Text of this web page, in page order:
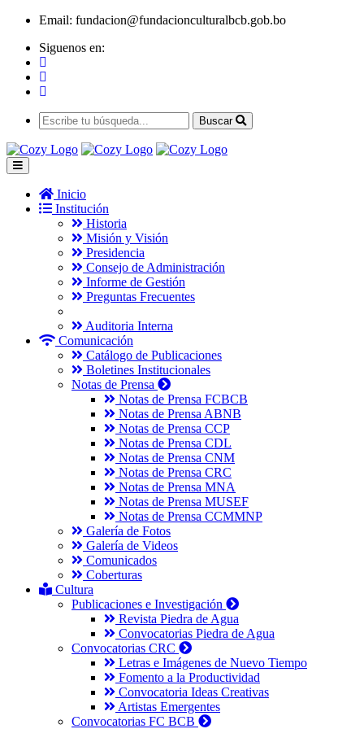
Email: fundacion@fundacionculturalbcb.gob.bo
Siguenos en:
Buscar
Inicio
Institución
Historia
Misión y Visión
Presidencia
Consejo de Administración
Informe de Gestión
Preguntas Frecuentes
Auditoria Interna
Comunicación
Catálogo de Publicaciones
Boletines Institucionales
Notas de Prensa
Notas de Prensa FCBCB
Notas de Prensa ABNB
Notas de Prensa CCP
Notas de Prensa CDL
Notas de Prensa CNM
Notas de Prensa CRC
Notas de Prensa MNA
Notas de Prensa MUSEF
Notas de Prensa CCMMNP
Galería de Fotos
Galería de Videos
Comunicados
Coberturas
Cultura
Publicaciones e Investigación
Revista Piedra de Agua
Convocatorias Piedra de Agua
Convocatorias CRC
Letras e Imágenes de Nuevo Tiempo
Fomento a la Productividad
Convocatoria Ideas Creativas
Artistas Emergentes
Convocatorias FC BCB